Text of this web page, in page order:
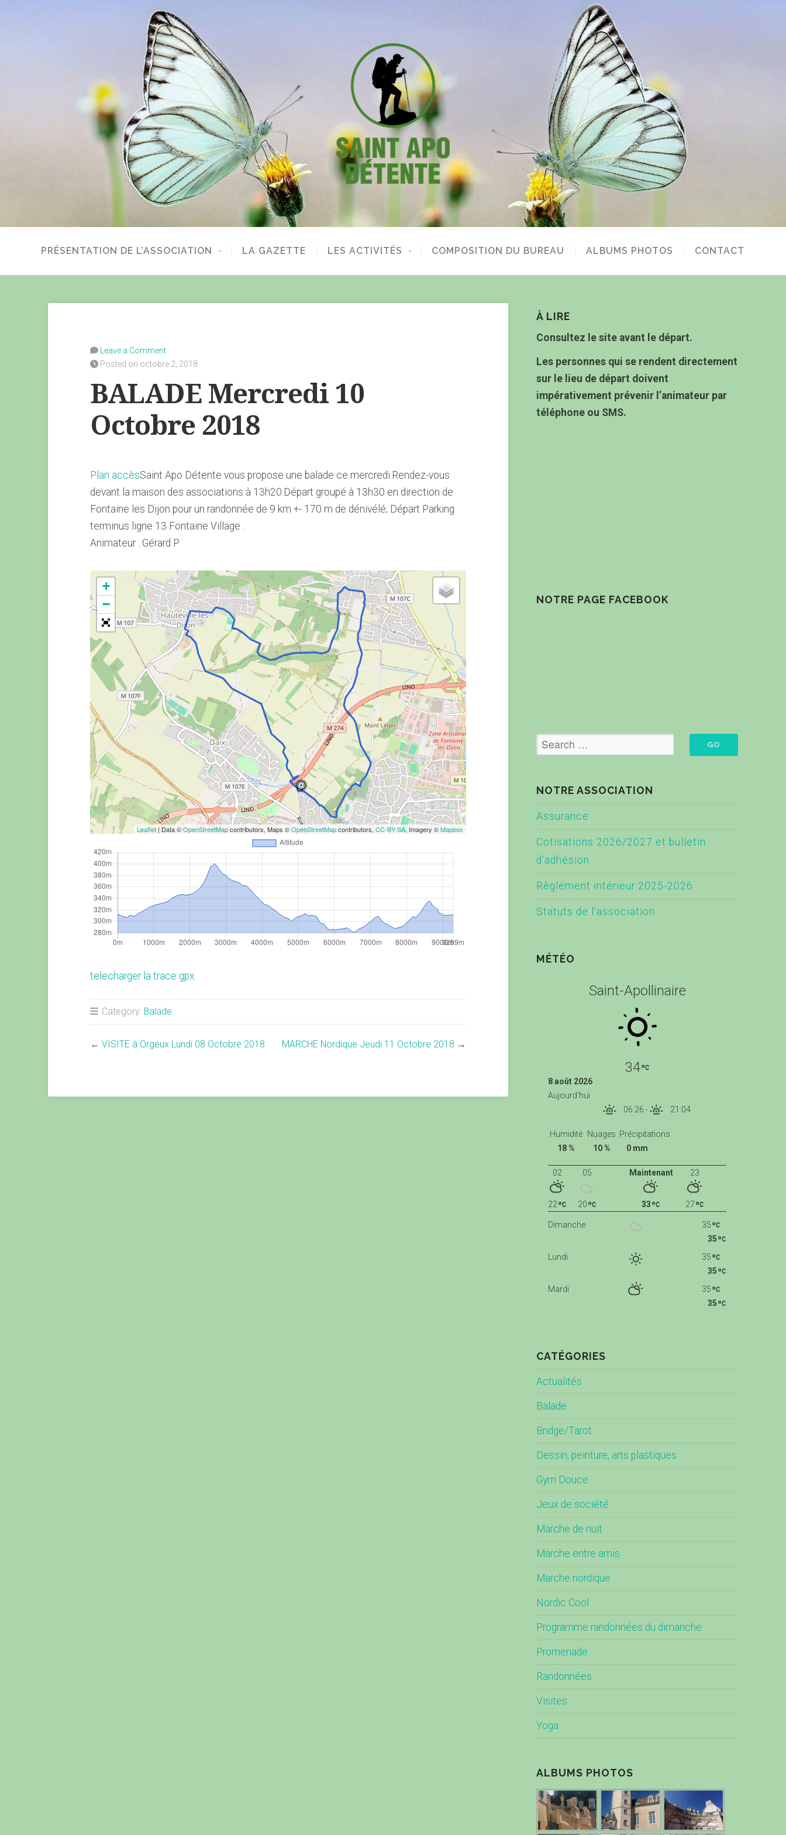
PRÉSENTATION DE L’ASSOCIATION LA GAZETTE LES ACTIVITÉS COMPOSITION DU BUREAU ALBUMS PHOTOS CONTACT
Leave a Comment
Posted on octobre 2, 2018
BALADE Mercredi 10
Octobre 2018
Plan accèsSaint Apo Détente vous propose une balade ce mercredi.Rendez-vous
devant la maison des associations à 13h20.Départ groupé à 13h30 en direction de
Fontaine les Dijon pour un randonnée de 9 km +- 170 m de dénivélé; Départ Parking
terminus ligne 13 Fontaine Village .
Animateur . Gérard P
+
−
Leaflet| Data ©OpenStreetMapcontributors, Maps ©OpenStreetMapcontributors,CC-BY-SA, Imagery ©Mapbox
telecharger la trace gpx
Category: Balade
← VISITE à Orgeux Lundi 08 Octobre 2018 MARCHE Nordique Jeudi 11 Octobre 2018 →
À LIRE
Consultez le site avant le départ.
Les personnes qui se rendent directement
sur le lieu de départ doivent
impérativement prévenir l’animateur par
téléphone ou SMS.
NOTRE PAGE FACEBOOK
NOTRE ASSOCIATION
Assurance
Cotisations 2026/2027 et bulletin
d’adhésion
Règlement intérieur 2025-2026
Statuts de l’association
MÉTÉO
Saint-Apollinaire
34
8 août 2026
Aujourd'hui
06:26 - 21:04
Humidité
18 %
Nuages
10 %
Précipitations
0 mm
Maintenant
33
23
27
02
22
05
20
Dimanche
35
35
Lundi
35
35
Mardi
35
35
CATÉGORIES
Actualités
Balade
Bridge/Tarot
Dessin, peinture, arts plastiques
Gym Douce
Jeux de société
Marche de nuit
Marche entre amis
Marche nordique
Nordic Cool
Programme randonnées du dimanche
Promenade
Randonnées
Visites
Yoga
ALBUMS PHOTOS